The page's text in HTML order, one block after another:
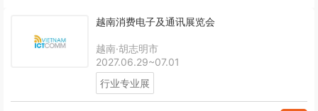
越南消费电子及通讯展览会
越南·胡志明市
2027.06.29~07.01
行业专业展